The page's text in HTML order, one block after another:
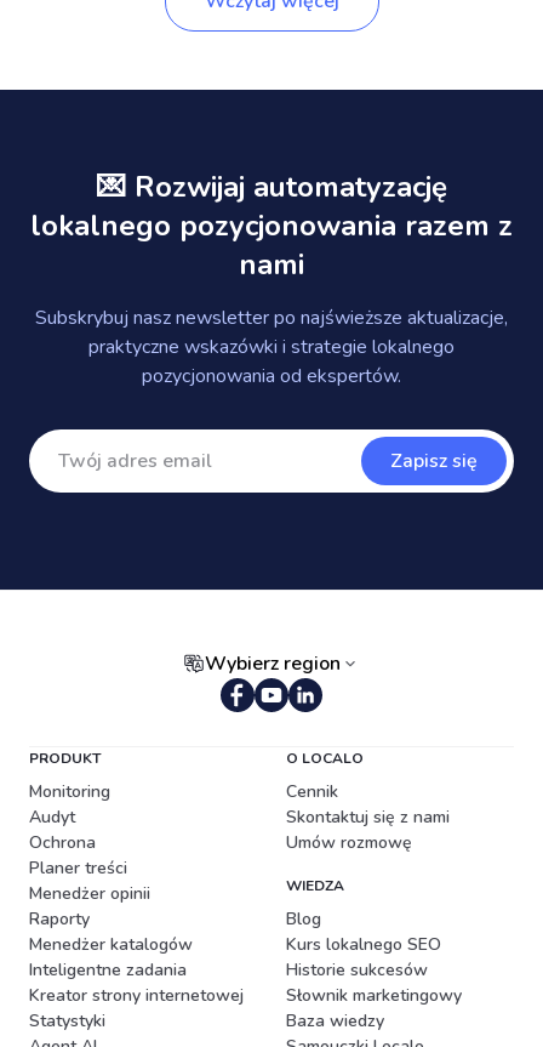
💌 Rozwijaj automatyzację
lokalnego pozycjonowania razem z
nami
Subskrybuj nasz newsletter po najświeższe aktualizacje,
praktyczne wskazówki i strategie lokalnego
pozycjonowania od ekspertów.
Zapisz się
Wybierz region
PRODUKT
Monitoring
Audyt
Ochrona
Planer treści
Menedżer opinii
Raporty
Menedżer katalogów
Inteligentne zadania
Kreator strony internetowej
Statystyki
O LOCALO
Cennik
Skontaktuj się z nami
Umów rozmowę
WIEDZA
Blog
Kurs lokalnego SEO
Historie sukcesów
Słownik marketingowy
Baza wiedzy